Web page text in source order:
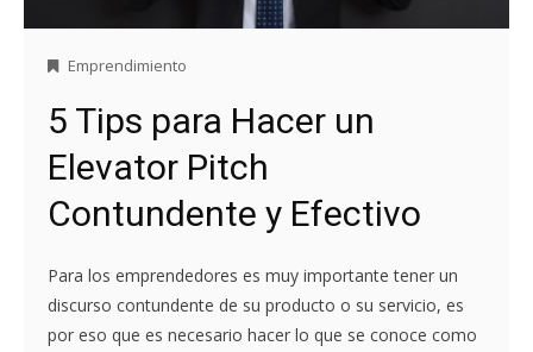
Emprendimiento
5 Tips para Hacer un
Elevator Pitch
Contundente y Efectivo
Para los emprendedores es muy importante tener un
discurso contundente de su producto o su servicio, es
por eso que es necesario hacer lo que se conoce como